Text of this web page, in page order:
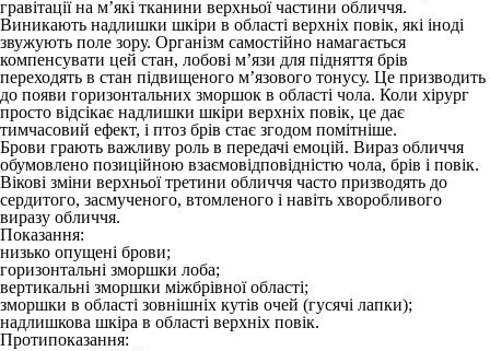
гравітації на м’які тканини верхньої частини обличчя.
Виникають надлишки шкіри в області верхніх повік, які іноді
звужують поле зору. Організм самостійно намагається
компенсувати цей стан, лобові м’язи для підняття брів
переходять в стан підвищеного м’язового тонусу. Це призводить
до появи горизонтальних зморшок в області чола. Коли хірург
просто відсікає надлишки шкіри верхніх повік, це дає
тимчасовий ефект, і птоз брів стає згодом помітніше.
Брови грають важливу роль в передачі емоцій. Вираз обличчя
обумовлено позиційною взаємовідповідністю чола, брів і повік.
Вікові зміни верхньої третини обличчя часто призводять до
сердитого, засмученого, втомленого і навіть хворобливого
виразу обличчя.
Показання:
низько опущені брови;
горизонтальні зморшки лоба;
вертикальні зморшки міжбрівної області;
зморшки в області зовнішніх кутів очей (гусячі лапки);
надлишкова шкіра в області верхніх повік.
Протипоказання: